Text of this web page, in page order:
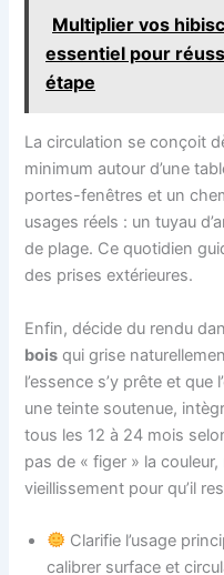
Multiplier vos
essentiel pour
étape
La circulation se conçoit
minimum autour d’une
portes-fenêtres et un
usages réels : un tuyau
de plage. Ce quotidien
des prises extérieures.
Enfin, décide du rendu
bois qui grise
l’essence s’y prête et
une teinte soutenue,
tous les 12 à 24 mois
pas de « figer » la
vieillissement pour qu’il
Clarifie l’usage
calibrer surface et